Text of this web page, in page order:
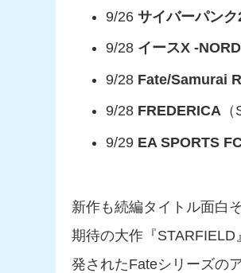
9/26サイバーパン
9/28 イースX -
9/28 Fate/Samurai
9/28 FREDERICA
9/29 EA SPORTS
新作も続編タイトル面白
期待の大作『
発されたFateシリーズの